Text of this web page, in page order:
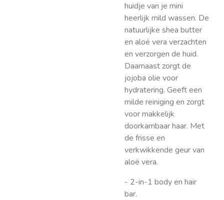
huidje van je mini
heerlijk mild wassen. De
natuurlijke shea butter
en aloë vera verzachten
en verzorgen de huid.
Daarnaast zorgt de
jojoba olie voor
hydratering. Geeft een
milde reiniging en zorgt
voor makkelijk
doorkambaar haar. Met
de frisse en
verkwikkende geur van
aloë vera.
- 2-in-1 body en hair
bar.